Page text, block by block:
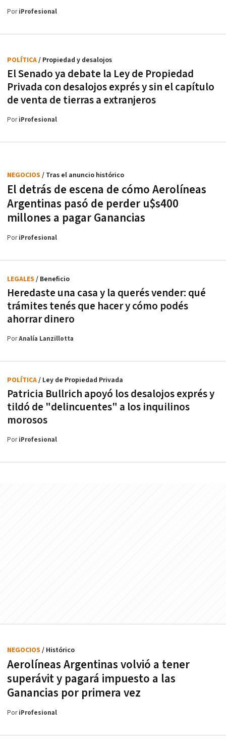
PoriProfesional
El Senado ya debate la Ley de Propiedad
Privada con desalojos exprés y sin el capítulo
de venta de tierras a extranjeros
POLÍTICA/ Propiedad y desalojos
PoriProfesional
El detrás de escena de cómo Aerolíneas
Argentinas pasó de perder u$s400
millones a pagar Ganancias
NEGOCIOS / Tras el anuncio histórico
PoriProfesional
Heredaste una casa y la querés vender: qué
trámites tenés que hacer y cómo podés
ahorrar dinero
LEGALES / Beneficio
PorAnalía Lanzillotta
Patricia Bullrich apoyó los desalojos exprés y
tildó de "delincuentes" a los inquilinos
morosos
POLÍTICA/ Ley de Propiedad Privada
PoriProfesional
Aerolíneas Argentinas volvió a tener
superávit y pagará impuesto a las
Ganancias por primera vez
NEGOCIOS / Histórico
PoriProfesional